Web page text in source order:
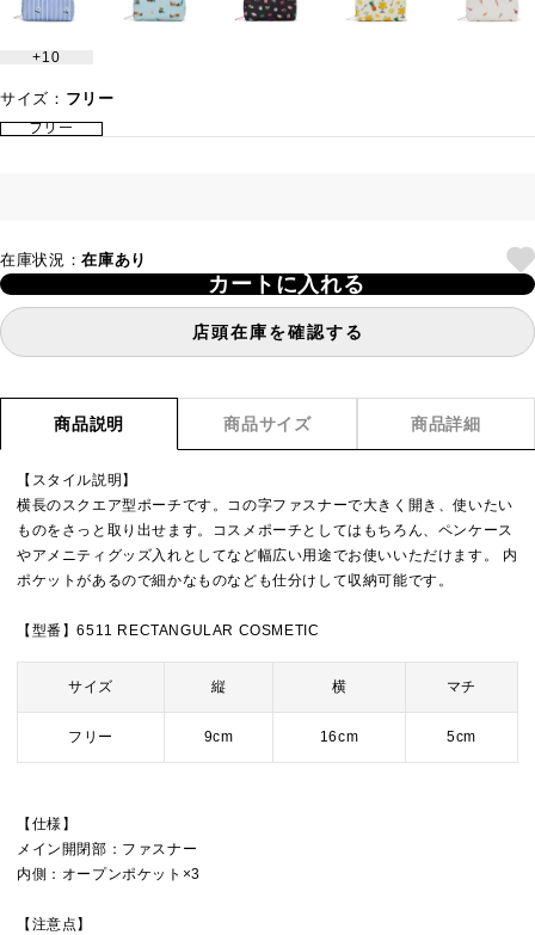
10
サイズ： フリー
フリー
在庫状況：在庫あり
カートに入れる
店頭在庫を確認する
商品説明 商品サイズ 商品詳細
【スタイル説明】
横長のスクエア型ポーチです。コの字ファスナーで大きく開き、使いたい
ものをさっと取り出せます。コスメポーチとしてはもちろん、ペンケース
やアメニティグッズ入れとしてなど幅広い用途でお使いいただけます。 内
ポケットがあるので細かなものなども仕分けして収納可能です。
【型番】6511 RECTANGULAR COSMETIC
サイズ 縦 横 マチ
フリー 9cm 16cm 5cm
【仕様】
メイン開閉部：ファスナー
内側：オープンポケット×3
【注意点】